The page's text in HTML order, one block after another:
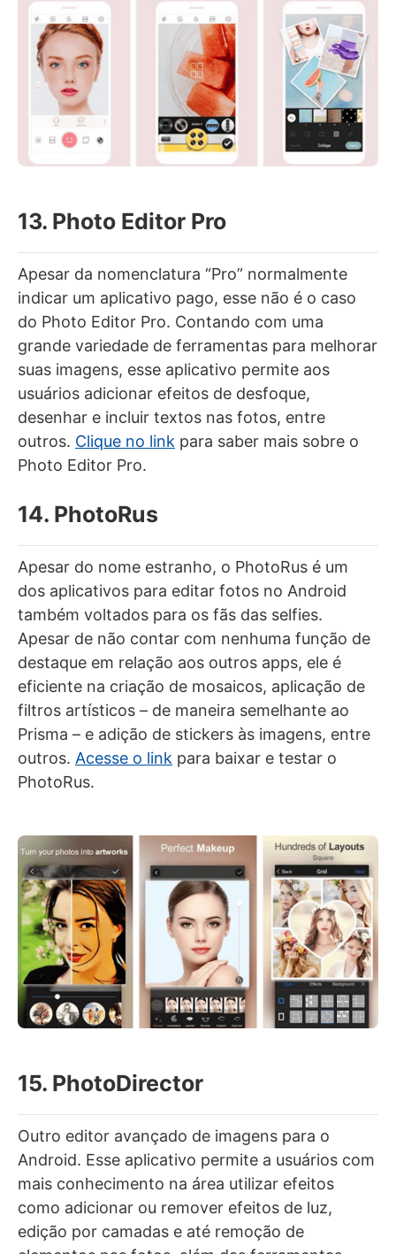
13. Photo Editor Pro
Apesar da nomenclatura “Pro” normalmente
indicar um aplicativo pago, esse não é o caso
do Photo Editor Pro. Contando com uma
grande variedade de ferramentas para melhorar
suas imagens, esse aplicativo permite aos
usuários adicionar efeitos de desfoque,
desenhar e incluir textos nas fotos, entre
outros. Clique no link para saber mais sobre o
Photo Editor Pro.
14. PhotoRus
Apesar do nome estranho, o PhotoRus é um
dos aplicativos para editar fotos no Android
também voltados para os fãs das selfies.
Apesar de não contar com nenhuma função de
destaque em relação aos outros apps, ele é
eficiente na criação de mosaicos, aplicação de
filtros artísticos – de maneira semelhante ao
Prisma – e adição de stickers às imagens, entre
outros. Acesse o link para baixar e testar o
PhotoRus.
15. PhotoDirector
Outro editor avançado de imagens para o
Android. Esse aplicativo permite a usuários com
mais conhecimento na área utilizar efeitos
como adicionar ou remover efeitos de luz,
edição por camadas e até remoção de